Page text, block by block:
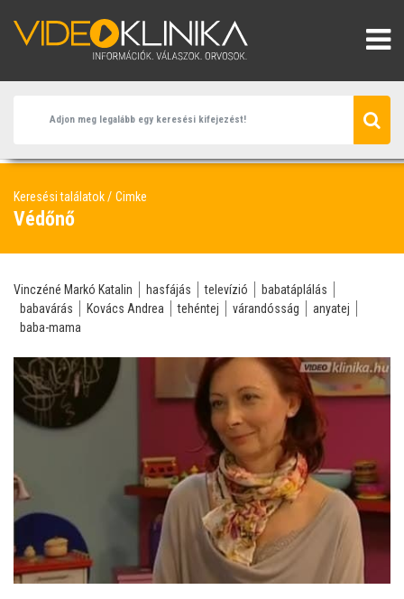
Keresési találatok Cimke
Védőnő
Vinczéné Markó Katalin hasfájás televízió
babatáplálás
babavárás
Kovács Andrea tehéntej várandósság
anyatej
baba-mama